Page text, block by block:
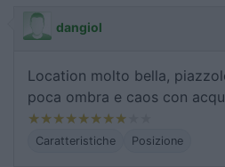
dangiol
Location molto bella,
poca ombra e caos con
Caratteristiche Posizione